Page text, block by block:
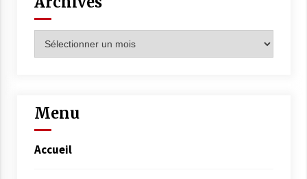
Menu
Accueil